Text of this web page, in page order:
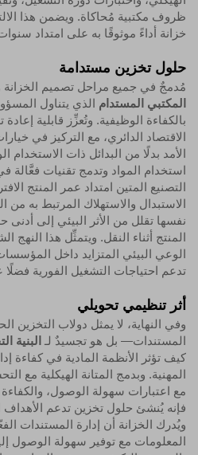
ظروف مكتبية مُحاكاة. ويضمن هذا
خزانة أداءً موثوقًا به على امتداد
حلول تخزين مستدامة
مُدمجٌ في جميع مراحل تصميم الخزانة
المكتبي المستدام الذي يتناول
بالكفاءة الوظيفية. وتُعزِّز قابلية إعادة
الاقتصاد الدائري، مع التركيز في
الأمد بدلًا من البدائل ذات الاستخدام
استخدام المواد وتدمج تقنيات فعَّالة
التصنيع المتين امتداد عمر المنتج
الاستبدال والاستهلاك المرتبط به من
نفسها تقلل من الأثر البيئي إلى
المنتج أثناء النقل. ويتمثِّل هذا النهج
الوعي البيئي المتزايد داخل
تدعم احتياجات التشغيل الفورية فضلًا
أثر تنظيمي تحويلي
وفي النهاية، لا يمثل دولاب التخزين
المستندات— بل هو تجسيدٌ لـ البنية
كيف تؤثر الأنظمة المادية في كفاءة
المهنية. وبدمج المتانة الهيكلية مع
مع اعتبارات سهولة الوصول، والكفاءة
فإنه يُنشئ حلول تخزين تدعم الأهداف
ويُدرك الخزانة أن إدارة المستندات
المعلومات مع توفير سهولة الوصول